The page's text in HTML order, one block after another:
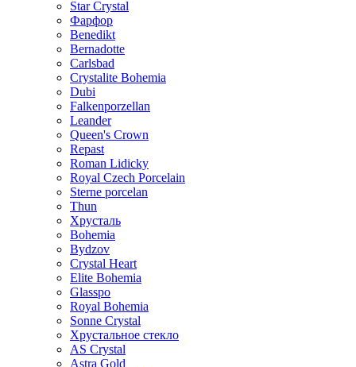
Star Crystal
Фарфор
Benedikt
Bernadotte
Carlsbad
Crystalite Bohemia
Dubi
Falkenporzellan
Leander
Queen's Crown
Repast
Roman Lidicky
Royal Czech Porcelain
Sterne porcelan
Thun
Хрусталь
Bohemia
Bydzov
Crystal Heart
Elite Bohemia
Glasspo
Royal Bohemia
Sonne Crystal
Хрустальное стекло
AS Crystal
Astra Gold